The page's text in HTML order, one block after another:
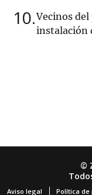
10 Vecinos del
instalación
©
Aviso legal Política de